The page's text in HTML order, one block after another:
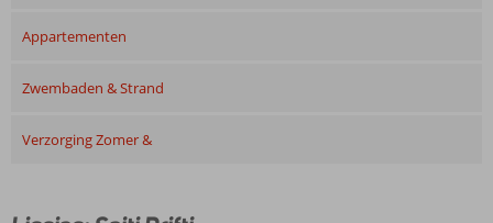
Appartementen
Zwembaden & Strand
Verzorging Zomer &